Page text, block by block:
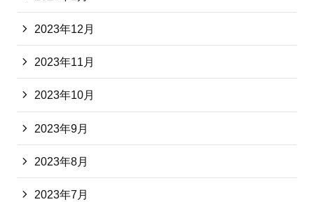
2023年12月
2023年11月
2023年10月
2023年9月
2023年8月
2023年7月